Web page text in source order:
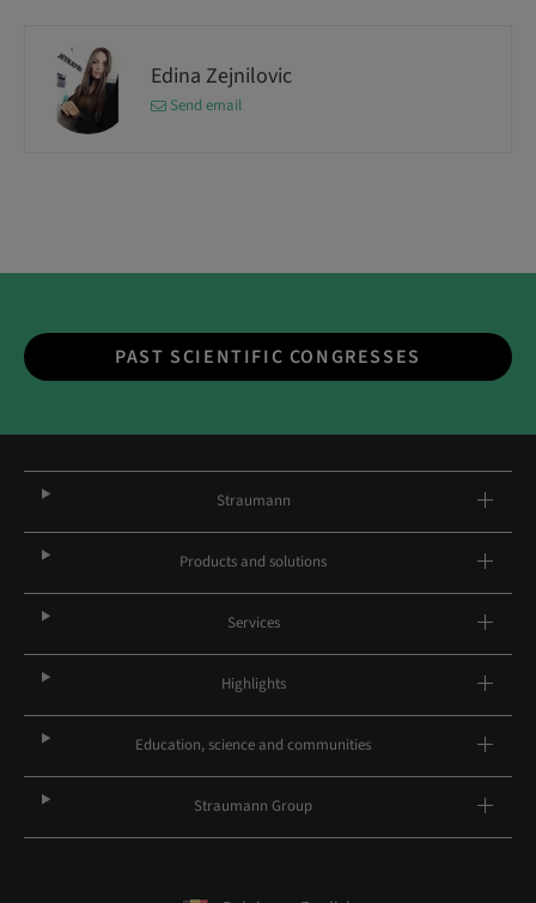
Edina Zejnilovic
Send email
PAST SCIENTIFIC CONGRESSES
Straumann
Products and solutions
Services
Highlights
Education, science and communities
Straumann Group